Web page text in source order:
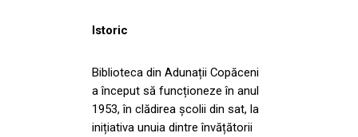
Istoric
Biblioteca din Adunații Copăceni
a început să funcționeze în anul
1953, în clădirea școlii din sat, la
inițiativa unuia dintre învățătorii